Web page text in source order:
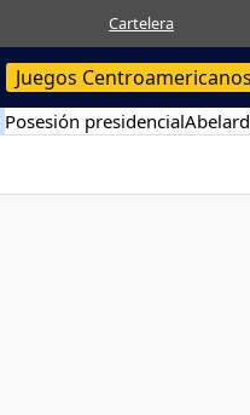
Cartelera
Juegos
Posesión presidencial